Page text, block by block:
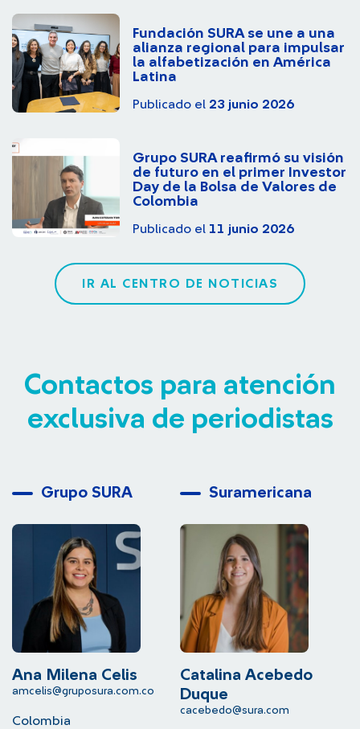
Fundación SURA se une a una
alianza regional para impulsar
la alfabetización en América
Latina
Publicado el 23 junio 2026
Grupo SURA reafirmó su visión
de futuro en el primer Investor
Day de la Bolsa de Valores de
Colombia
Publicado el 11 junio 2026
IR AL CENTRO DE NOTICIAS
Contactos para atención
exclusiva de periodistas
Grupo SURA
Ana Milena Celis
amcelis@gruposura.com.co
Colombia
Suramericana
Catalina Acebedo
Duque
cacebedo@sura.com